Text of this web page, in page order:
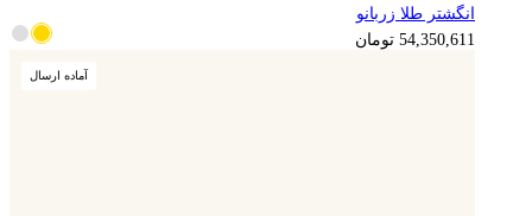
13,587,653 تومان
انگشتر طلا زربانو
54,350,611 تومان
آماده ارسال